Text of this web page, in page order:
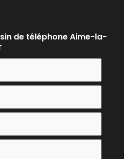
de téléphone Aime-la-